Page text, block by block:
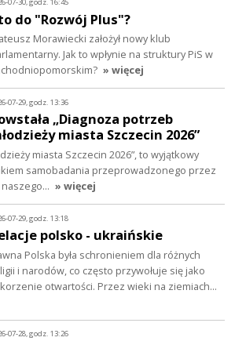
do "Rozwój Plus"?
Morawiecki założył nowy klub
Jak to wpłynie na struktury PiS w
» więcej
07-29, godz. 13:36
„Diagnoza potrzeb
miasta Szczecin 2026”
miasta Szczecin 2026”, to wyjątkowy
samobadania przeprowadzonego przez
naszego… » więcej
07-29, godz. 13:18
polsko - ukraińskie
Polska była schronieniem dla różnych
i narodów, co często przywołuje się jako
otwartości. Przez wieki na ziemiach…
07-28, godz. 13:26